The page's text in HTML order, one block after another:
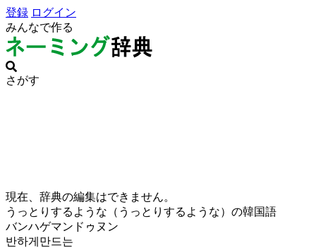
登録 ログイン
みんなで作る
さがす
現在、辞典の編集はできません。
うっとりするような（うっとりするような）の韓国語
バンハゲマンドゥヌン
반하게만드는